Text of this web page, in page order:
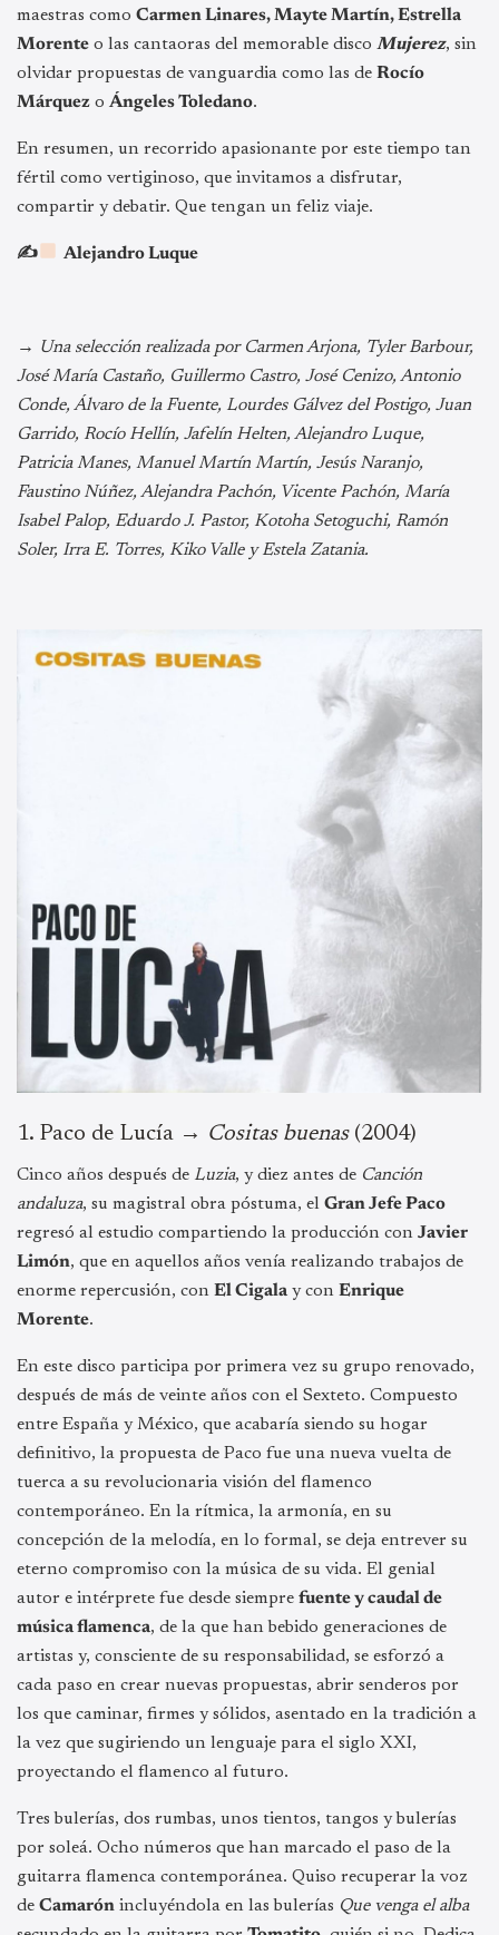
maestras como Carmen Linares, Mayte Martín, Estrella
Morente o las cantaoras del memorable disco Mujerez, sin
olvidar propuestas de vanguardia como las de Rocío
Márquez o Ángeles Toledano.
En resumen, un recorrido apasionante por este tiempo tan
fértil como vertiginoso, que invitamos a disfrutar,
compartir y debatir. Que tengan un feliz viaje.
✍ Alejandro Luque
→ Una selección realizada por Carmen Arjona, Tyler Barbour,
José María Castaño, Guillermo Castro, José Cenizo, Antonio
Conde, Álvaro de la Fuente, Lourdes Gálvez del Postigo, Juan
Garrido, Rocío Hellín, Jafelín Helten, Alejandro Luque,
Patricia Manes, Manuel Martín Martín, Jesús Naranjo,
Faustino Núñez, Alejandra Pachón, Vicente Pachón, María
Isabel Palop, Eduardo J. Pastor, Kotoha Setoguchi, Ramón
Soler, Irra E. Torres, Kiko Valle y Estela Zatania.
1.⁠ ⁠Paco de Lucía → Cositas buenas(2004)
Cinco años después de Luzia, y diez antes de Canción
andaluza, su magistral obra póstuma, el Gran Jefe Paco
regresó al estudio compartiendo la producción con Javier
Limón, que en aquellos años venía realizando trabajos de
enorme repercusión, con El Cigala y con Enrique
Morente.
En este disco participa por primera vez su grupo renovado,
después de más de veinte años con el Sexteto. Compuesto
entre España y México, que acabaría siendo su hogar
definitivo, la propuesta de Paco fue una nueva vuelta de
tuerca a su revolucionaria visión del flamenco
contemporáneo. En la rítmica, la armonía, en su
concepción de la melodía, en lo formal, se deja entrever su
eterno compromiso con la música de su vida. El genial
autor e intérprete fue desde siempre fuente y caudal de
música flamenca, de la que han bebido generaciones de
artistas y, consciente de su responsabilidad, se esforzó a
cada paso en crear nuevas propuestas, abrir senderos por
los que caminar, firmes y sólidos, asentado en la tradición a
la vez que sugiriendo un lenguaje para el siglo XXI,
proyectando el flamenco al futuro.
Tres bulerías, dos rumbas, unos tientos, tangos y bulerías
por soleá. Ocho números que han marcado el paso de la
guitarra flamenca contemporánea. Quiso recuperar la voz
de Camarón incluyéndola en las bulerías Que venga el alba